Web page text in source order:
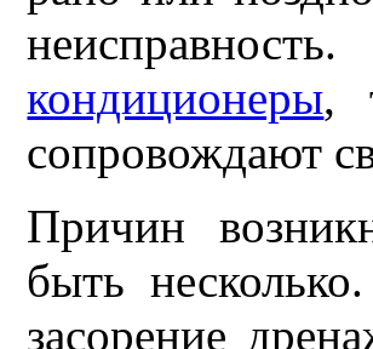
кондиционеры,
сопровождают
Причин
быть
засорение